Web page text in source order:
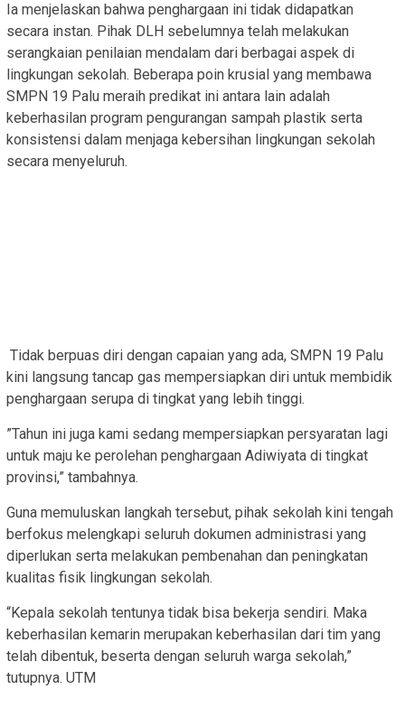
​Ia menjelaskan bahwa penghargaan ini tidak didapatkan
secara instan. Pihak DLH sebelumnya telah melakukan
serangkaian penilaian mendalam dari berbagai aspek di
lingkungan sekolah. Beberapa poin krusial yang membawa
SMPN 19 Palu meraih predikat ini antara lain adalah
keberhasilan program pengurangan sampah plastik serta
konsistensi dalam menjaga kebersihan lingkungan sekolah
secara menyeluruh.
​ Tidak berpuas diri dengan capaian yang ada, SMPN 19 Palu
kini langsung tancap gas mempersiapkan diri untuk membidik
penghargaan serupa di tingkat yang lebih tinggi.
​”Tahun ini juga kami sedang mempersiapkan persyaratan lagi
untuk maju ke perolehan penghargaan Adiwiyata di tingkat
provinsi,” tambahnya.
​Guna memuluskan langkah tersebut, pihak sekolah kini tengah
berfokus melengkapi seluruh dokumen administrasi yang
diperlukan serta melakukan pembenahan dan peningkatan
kualitas fisik lingkungan sekolah.
“Kepala sekolah tentunya tidak bisa bekerja sendiri. Maka
keberhasilan kemarin merupakan keberhasilan dari tim yang
telah dibentuk, beserta dengan seluruh warga sekolah,”
tutupnya. UTM